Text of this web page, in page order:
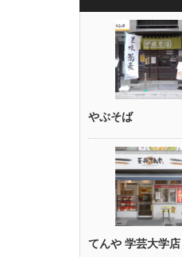
やぶそば
てんや 学芸大学店